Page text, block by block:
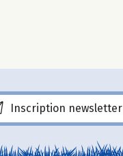
Inscription newsletter